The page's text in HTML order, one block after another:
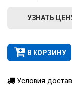
УЗНАТЬ
В КОРЗИНУ
Условия